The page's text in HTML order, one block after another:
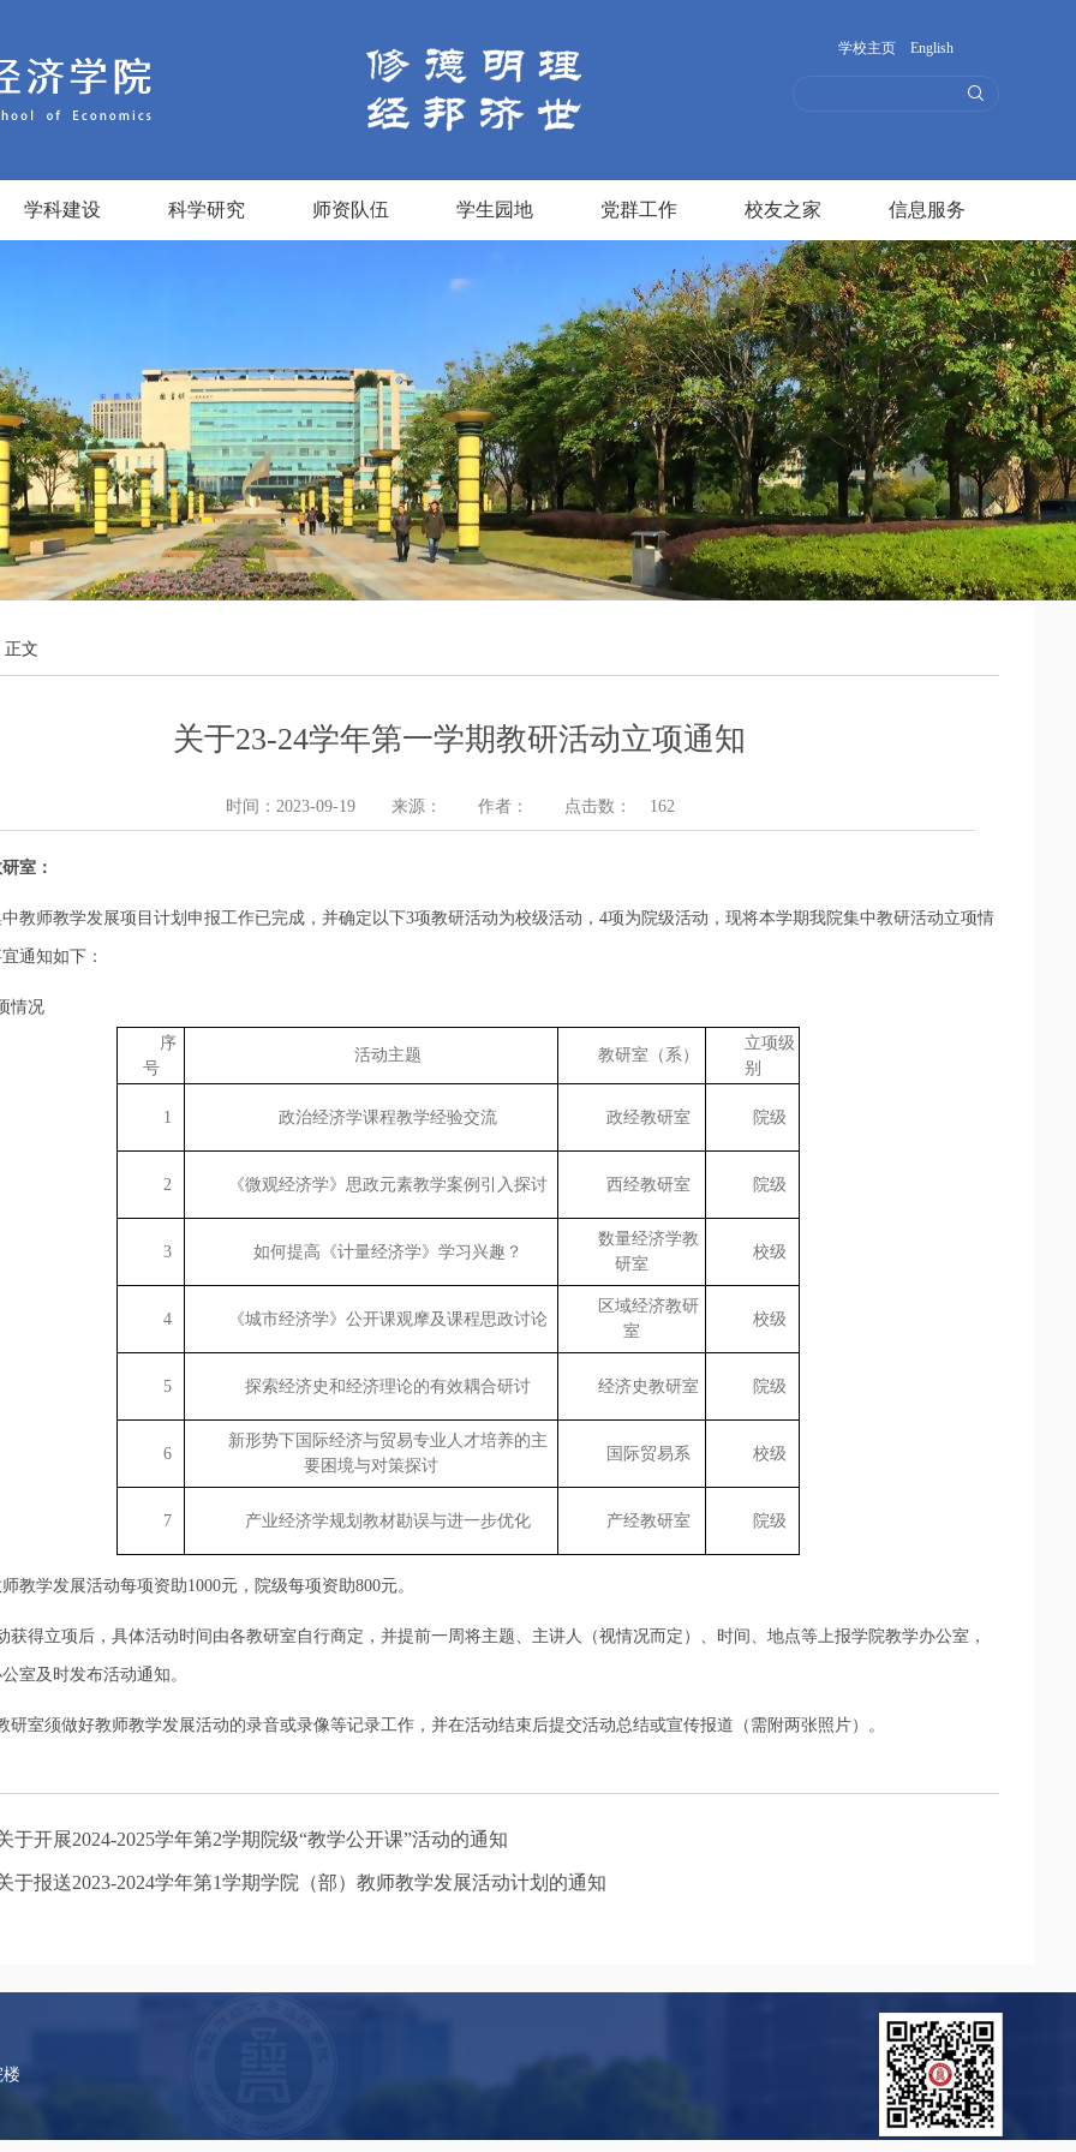
学校主页 English
学科建设 科学研究 师资队伍 学生园地 党群工作 校友之家 信息服务
文
关于23-24学年第一学期教研活动立项通知
时间：2023-09-19 来源： 作者： 点击数： 162
室：
教师教学发展项目计划申报工作已完成，并确定以下3项教研活动为校级活动，4项为院级活动，现将本学期我院集中教研活动立项情
通知如下：
情况
序
号
活动主题 教研室（系）
立项级
别
1 政治经济学课程教学经验交流 政经教研室 院级
2 《微观经济学》思政元素教学案例引入探讨 西经教研室 院级
3 如何提高《计量经济学》学习兴趣？
数量经济学教
研室
校级
4 《城市经济学》公开课观摩及课程思政讨论
区域经济教研
室
校级
5 探索经济史和经济理论的有效耦合研讨 经济史教研室 院级
6
新形势下国际经济与贸易专业人才培养的主
要困境与对策探讨
国际贸易系 校级
7 产业经济学规划教材勘误与进一步优化 产经教研室 院级
教学发展活动每项资助1000元，院级每项资助800元。
获得立项后，具体活动时间由各教研室自行商定，并提前一周将主题、主讲人（视情况而定）、时间、地点等上报学院教学办公室，
室及时发布活动通知。
研室须做好教师教学发展活动的录音或录像等记录工作，并在活动结束后提交活动总结或宣传报道（需附两张照片）。
于开展2024-2025学年第2学期院级“教学公开课”活动的通知
于报送2023-2024学年第1学期学院（部）教师教学发展活动计划的通知
楼